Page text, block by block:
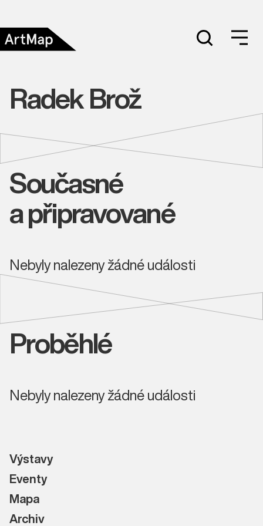
Radek Brož
Současné
a připravované
Nebyly nalezeny žádné události
Proběhlé
Nebyly nalezeny žádné události
Výstavy
Eventy
Mapa
Archiv